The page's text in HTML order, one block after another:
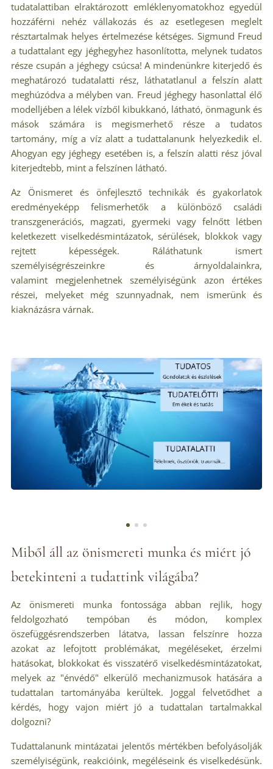
tudatalattiban elraktározott emléklenyomatokhoz egyedül
hozzáférni nehéz vállakozás és az esetlegesen meglelt
résztartalmak helyes értelmezése kétséges. Sigmund Freud
a tudattalant egy jéghegyhez hasonlította, melynek tudatos
része csupán a jéghegy csúcsa! A mindenünkre kiterjedő és
meghatározó tudatalatti rész, láthatatlanul a felszín alatt
meghúzódva a mélyben van. Freud jéghegy hasonlattal élő
modelljében a lélek vízből kibukkanó, látható, önmagunk és
mások számára is megismerhető része a tudatos
tartomány, míg a víz alatt a tudattalanunk helyezkedik el.
Ahogyan egy jéghegy esetében is, a felszín alatti rész jóval
kiterjedtebb, mint a felszínen látható.
Az Önismeret és önfejlesztő technikák és gyakorlatok
eredményeképp felismerhetők a különböző családi
transzgenerációs, magzati, gyermeki vagy felnőtt létben
keletkezett viselkedésmintázatok, sérülések, blokkok vagy
rejtett képességek. Ráláthatunk ismert
személyiségrészeinkre és árnyoldalainkra,
valamint megjelenhetnek személyiségünk azon értékes
részei, melyeket még szunnyadnak, nem ismerünk és
kiaknázásra várnak.
Miből áll az önismereti munka és miért jó
betekinteni a tudattink világába?
Az önismereti munka fontossága abban rejlik, hogy
feldolgozható tempóban és módon, komplex
öszefüggésrendszerben látatva, lassan felszínre hozza
azokat az lefojtott problémákat, megéléseket, érzelmi
hatásokat, blokkokat és visszatérő viselkedésmintázatokat,
melyek az "énvédő" elkerülő mechanizmusok hatására a
tudattalan tartományába kerültek. Joggal felvetődhet a
kérdés, hogy vajon miért jó a tudattalan tartalmakkal
dolgozni?
Tudattalanunk mintázatai jelentős mértékben befolyásolják
személyiségünk, reakcióink, megéléseink és viselkedésünk.